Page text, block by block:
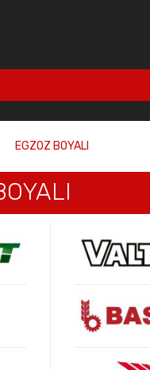
EGZOZ BOYALI